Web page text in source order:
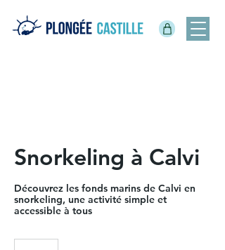
Snorkeling à Calvi
Découvrez les fonds marins de Calvi en
snorkeling, une activité simple et
accessible à tous